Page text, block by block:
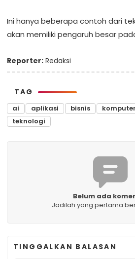
Ini hanya beberapa contoh dari
akan memiliki pengaruh besar
Reporter: Redaksi
TAG
ai aplikasi bisnis komputer
teknologi
Belum ada
Jadilah yang pertama
TINGGALKAN BALASAN